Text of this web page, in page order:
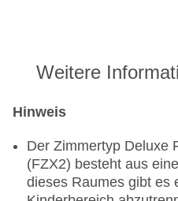
Weitere
Hinweis
Der Zimmertyp Deluxe
(FZX2) besteht aus
dieses Raumes gibt es